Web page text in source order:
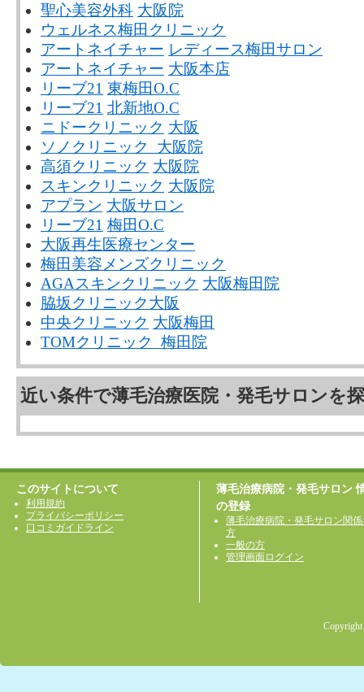
聖心美容外科 大阪院
ウェルネス梅田クリニック
アートネイチャー レディース梅田サロン
アートネイチャー 大阪本店
リーブ21 東梅田O.C
リーブ21 北新地O.C
ニドークリニック 大阪
ソノクリニック 大阪院
高須クリニック 大阪院
スキンクリニック 大阪院
アプラン 大阪サロン
リーブ21 梅田O.C
大阪再生医療センター
梅田美容メンズクリニック
AGAスキンクリニック 大阪梅田院
脇坂クリニック大阪
中央クリニック 大阪梅田
TOMクリニック 梅田院
近い条件で薄毛治療医院・発毛サロンを
このサイトについて
利用規約
プライバシーポリシー
口コミガイドライン
薄毛治療病院・発毛サロン
の登録
薄毛治療病院・発毛サロン関
方
一般の方
管理画面ログイン
Copyright